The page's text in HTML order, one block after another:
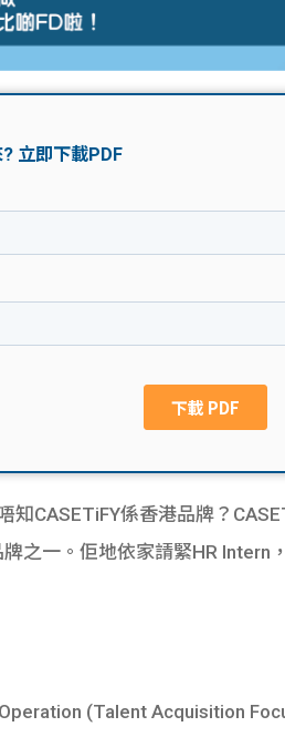
知CASETiFY係香港品牌？
之一。佢地依家請緊HR
(Talent Acquisition